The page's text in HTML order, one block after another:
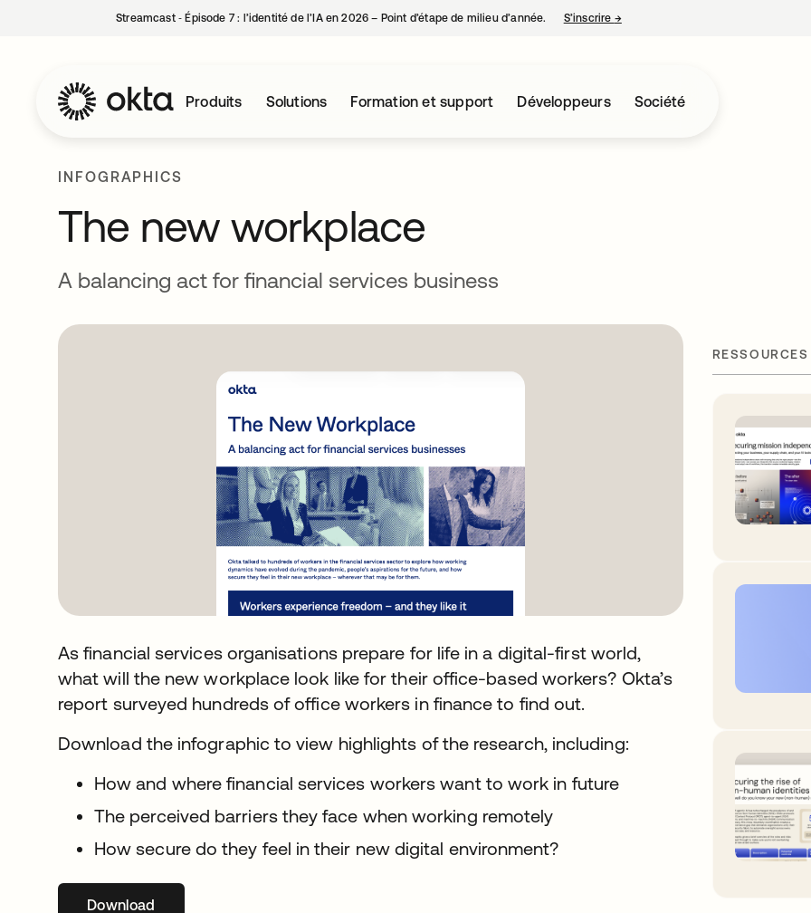
Streamcast ‑ Épisode 7 : l’identité de l’IA en 2026 – Point d’étape de milieu d’année. S’inscrire →s’ouvre dans un nouvel onglet
Produits Solutions Formation et support Développeurs Société
INFOGRAPHICS
The new workplace
A balancing act for financial services business
As financial services organisations prepare for life in a digital-first world,
what will the new workplace look like for their office-based workers? Okta’s
report surveyed hundreds of office workers in finance to find out.
Download the infographic to view highlights of the research, including:
How and where financial services workers want to work in future
The perceived barriers they face when working remotely
How secure do they feel in their new digital environment?
Downloads’ouvre dans un nouvel onglet